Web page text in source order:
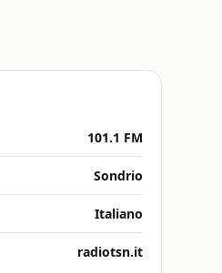
101.1 FM
Sondrio
Italiano
radiotsn.it